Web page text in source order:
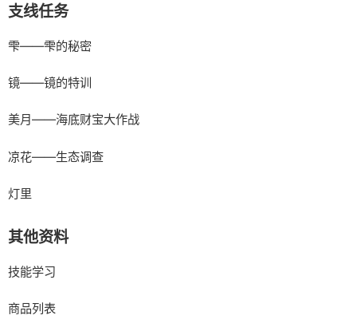
支线任务
雫——雫的秘密
镜——镜的特训
美月——海底财宝大作战
凉花——生态调查
灯里
其他资料
技能学习
商品列表